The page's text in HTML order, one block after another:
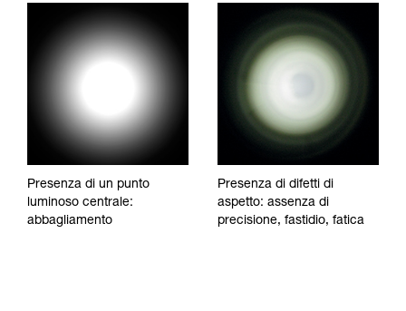
Presenza di un punto
luminoso centrale:
abbagliamento
Presenza di difetti di
aspetto: assenza di
precisione, fastidio, fatica